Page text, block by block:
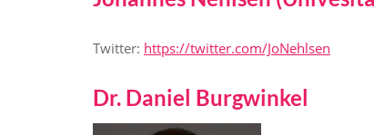
Twitter: https://twitter.com/JoNehlsen
Dr. Daniel Burgwinkel